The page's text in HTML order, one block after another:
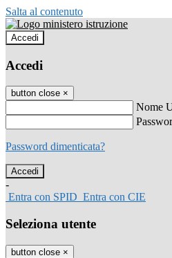
Salta al contenuto
Accedi
Accedi
button close ×
Nome
Password dimenticata?
-
Entra con SPID Entra con CIE
Seleziona utente
button close ×